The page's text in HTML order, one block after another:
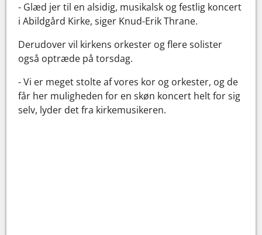
- Glæd jer til en alsidig, musikalsk og festlig koncert
i Abildgård Kirke, siger Knud-Erik Thrane.
Derudover vil kirkens orkester og flere solister
også optræde på torsdag.
- Vi er meget stolte af vores kor og orkester, og de
får her muligheden for en skøn koncert helt for sig
selv, lyder det fra kirkemusikeren.